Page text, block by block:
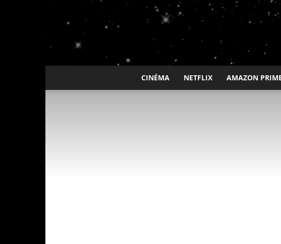
CINÉMA NETFLIX AMAZON